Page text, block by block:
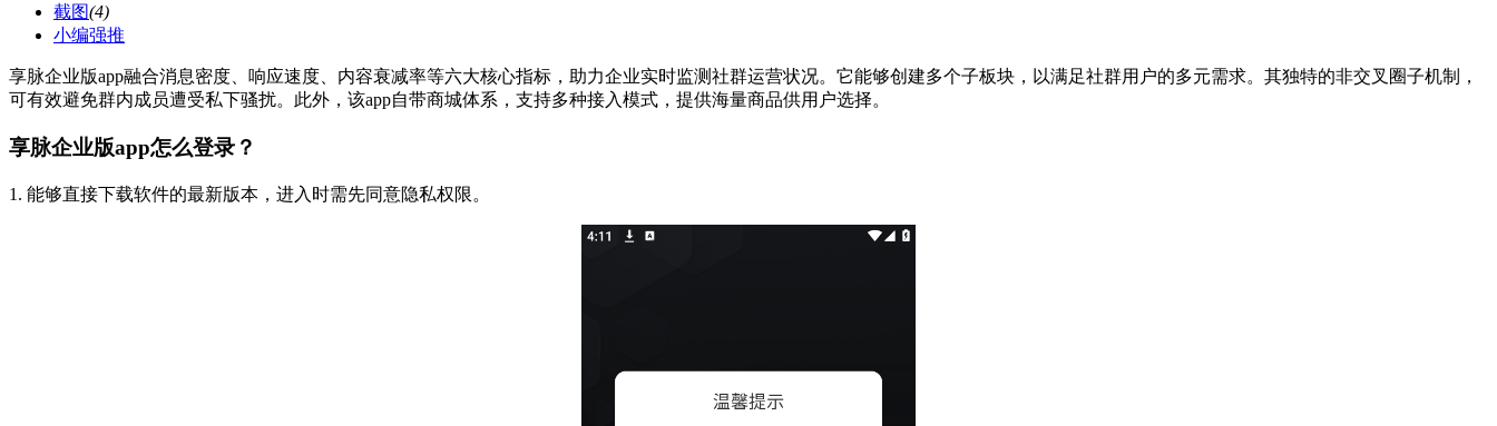
截图(4)
小编强推
享脉企业版app融合消息密度、响应速度、内容衰减率等六大核心指标，助力企业实时监测社群运营状况。它能够创建多个子板块，以满足社群用户的多元需求。其独特的非交叉圈子机制，
可有效避免群内成员遭受私下骚扰。此外，该app自带商城体系，支持多种接入模式，提供海量商品供用户选择。
享脉企业版app怎么登录？
1. 能够直接下载软件的最新版本，进入时需先同意隐私权限。